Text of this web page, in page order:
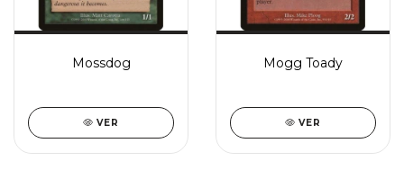
Mossdog
VER
Mogg Toady
VER